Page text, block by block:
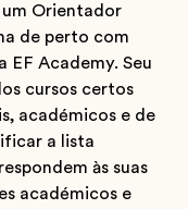
Orientador
de perto com
Academy. Seu
cursos certos
académicos e de
a lista
às suas
académicos e